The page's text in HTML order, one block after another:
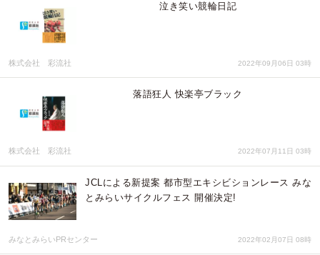
泣き笑い競輪日記
株式会社 彩流社 2022年09月06日 03時
落語狂人 快楽亭ブラック
株式会社 彩流社 2022年07月11日 03時
JCLによる新提案 都市型エキシビションレース みな
とみらいサイクルフェス 開催決定!
みなとみらいPRセンター 2022年02月07日 08時